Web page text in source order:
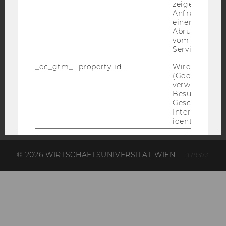
© 2026 WIRTSCHAFTSUNIVERSITÄT WIEN #79373
zeigen Opt-
Anfrage im
einen Fehler
Abrufen
vom AMP
Service an.
_dc_gtm_--property-id--
Wird von
(Google Tag
verwendet,
Besucher
Geschlecht
Interessen zu
identifizieren.
_ga
Contains a
Using this